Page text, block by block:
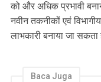
को और अधिक प्रभावी
नवीन तकनीकों एवं
लाभकारी बनाया जा सकता
Baca Juga